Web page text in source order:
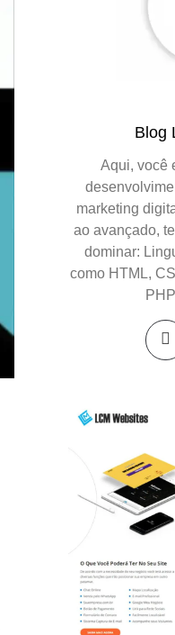
Blog
Aqui, você
marketing
ao avançado,
dominar:
como HTML,